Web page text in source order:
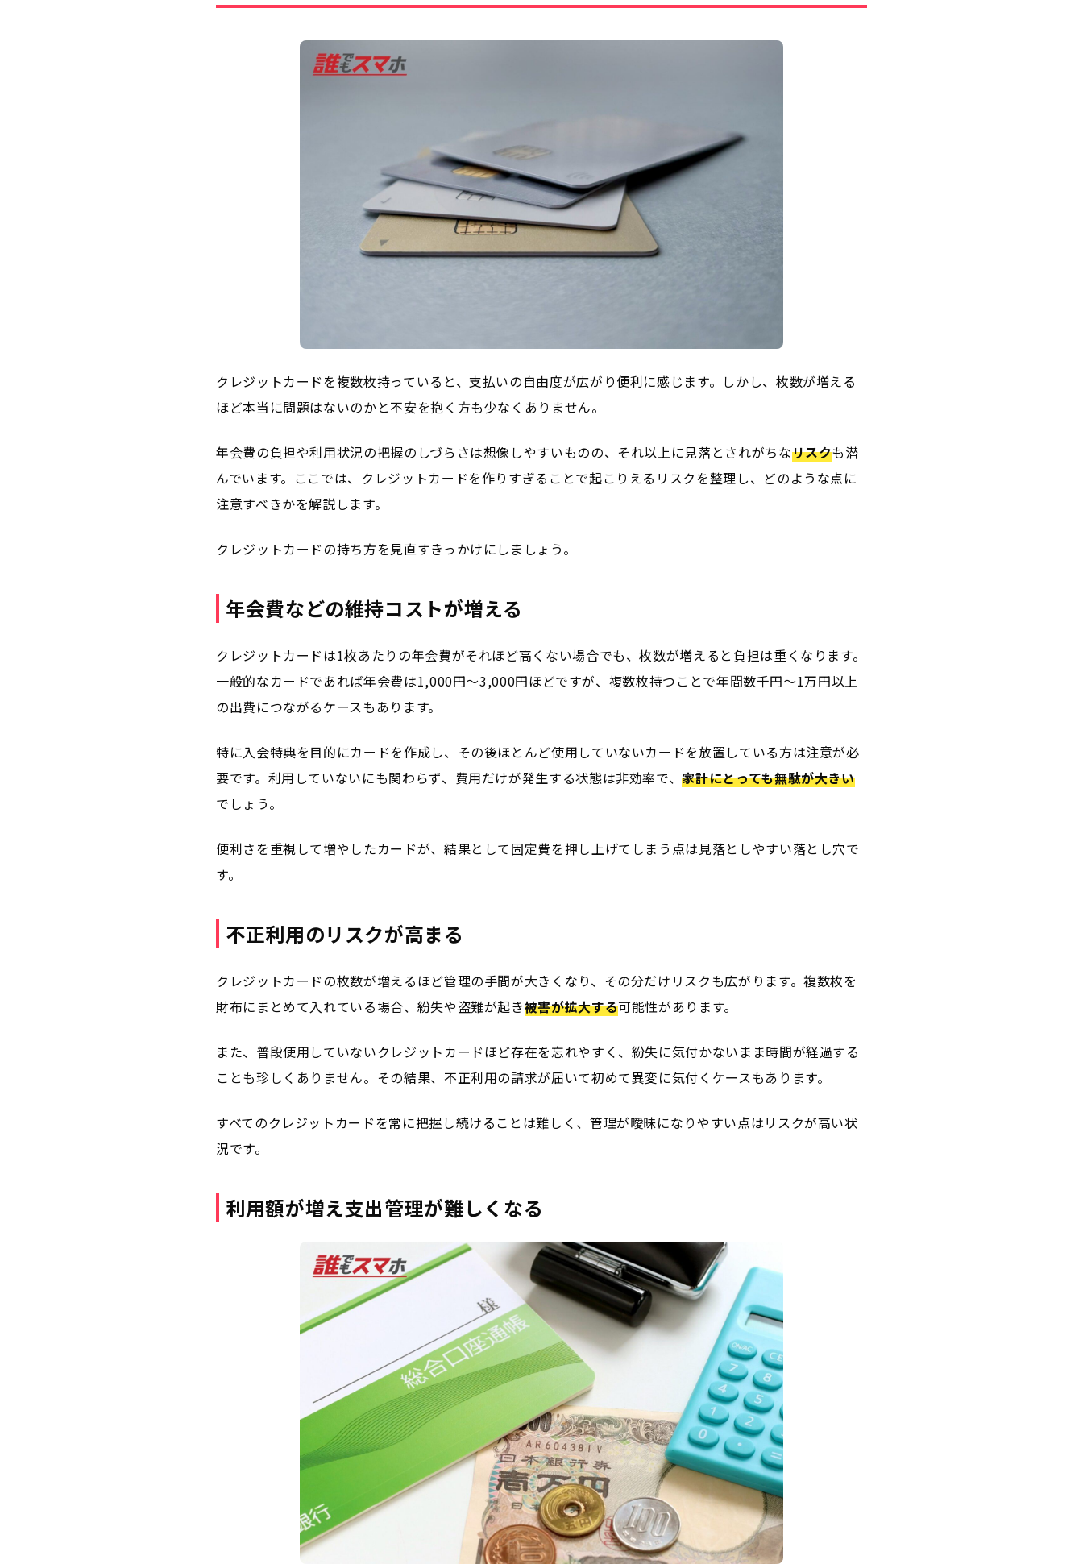
クレジットカードを複数枚持っていると、支払いの自由度が広がり便利に感じます。しかし、枚数が増える
ほど本当に問題はないのかと不安を抱く方も少なくありません。
年会費の負担や利用状況の把握のしづらさは想像しやすいものの、それ以上に見落とされがちなリスクも潜
んでいます。ここでは、クレジットカードを作りすぎることで起こりえるリスクを整理し、どのような点に
注意すべきかを解説します。
クレジットカードの持ち方を見直すきっかけにしましょう。
年会費などの維持コストが増える
クレジットカードは1枚あたりの年会費がそれほど高くない場合でも、枚数が増えると負担は重くなります。
一般的なカードであれば年会費は1,000円〜3,000円ほどですが、複数枚持つことで年間数千円〜1万円以上
の出費につながるケースもあります。
特に入会特典を目的にカードを作成し、その後ほとんど使用していないカードを放置している方は注意が必
要です。利用していないにも関わらず、費用だけが発生する状態は非効率で、家計にとっても無駄が大きい
でしょう。
便利さを重視して増やしたカードが、結果として固定費を押し上げてしまう点は見落としやすい落とし穴で
す。
不正利用のリスクが高まる
クレジットカードの枚数が増えるほど管理の手間が大きくなり、その分だけリスクも広がります。複数枚を
財布にまとめて入れている場合、紛失や盗難が起き被害が拡大する可能性があります。
また、普段使用していないクレジットカードほど存在を忘れやすく、紛失に気付かないまま時間が経過する
ことも珍しくありません。その結果、不正利用の請求が届いて初めて異変に気付くケースもあります。
すべてのクレジットカードを常に把握し続けることは難しく、管理が曖昧になりやすい点はリスクが高い状
況です。
利用額が増え支出管理が難しくなる